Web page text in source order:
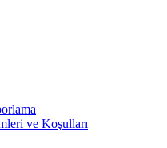
ve Koşulları